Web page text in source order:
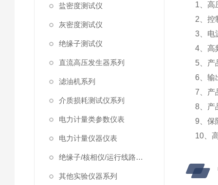
盐密度测试仪
灰密度测试仪
绝缘子测试仪
直流高压发生器系列
滤油机系列
介质损耗测试仪系列
电力计量类参数仪表
电力计量仪器仪表
绝缘子/核相仪/运行线路试验仪器
其他实验仪器系列
1、高
2、控
3、电
4、高
5、产
6、输
7、产
8、产
9、保
10、